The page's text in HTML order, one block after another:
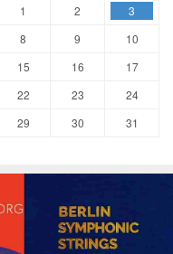
1 2
3
8 9
10
15 16
17
22 23
24
29 30
31